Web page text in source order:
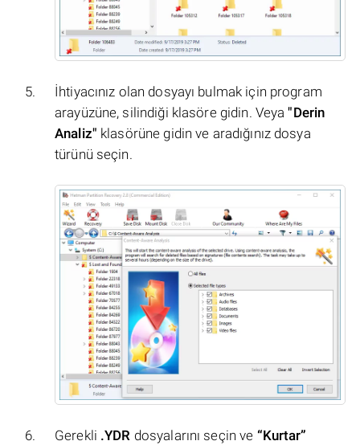
İhtiyacınız olan dosyayı bulmak için program
arayüzüne, silindiği klasöre gidin. Veya"Derin
Analiz" klasörüne gidin ve aradığınız dosya
türünü seçin.
Gerekli .YDR dosyalarını seçin ve “Kurtar”